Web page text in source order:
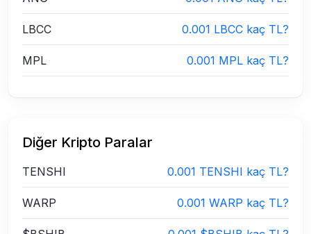
LBCC 0.001 LBCC kaç TL?
MPL 0.001 MPL kaç TL?
Diğer Kripto Paralar
TENSHI 0.001 TENSHI kaç TL?
WARP 0.001 WARP kaç TL?